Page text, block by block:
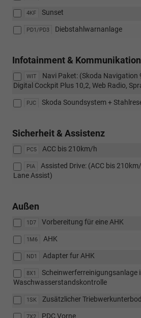
4KF Sunset
PD1/PD3 Diebstahlwarnanlage
Infotainment & Kommunikation
WIT
Navi Paket: (Skoda Navigation
Digital Cockpit Plus 10,2, Web Radio,
PJC Skoda Soundsystem +
Sicherheit & Assistenz
PC5 ACC bis 210km/h
PIA
Assisted Drive: (ACC bis
Lane Assist)
Außen
1D7 Vorbereitung für eine AHK
1M6 AHK
ND1 Adapter fur AHK
8X1
Scheinwerferreinigungsanlage
Waschwasserstandskontrolle
1SK Zusätzlicher
7X2 PDC Vorne